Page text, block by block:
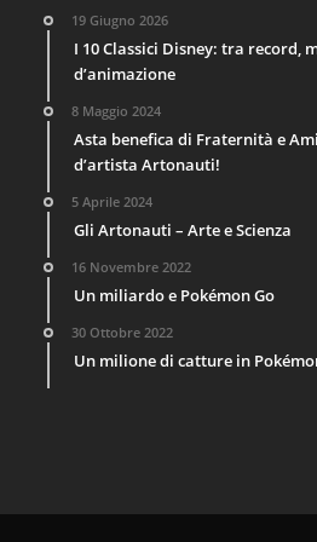
19 Giugno 2026
I 10 Classici Disney: tra record,
d’animazione
8 Maggio 2024
Asta benefica di Fraternità e
d’artista Artonauti!
5 Aprile 2024
Gli Artonauti – Arte e Scienza
16 Novembre 2022
Un miliardo e Pokémon Go
30 Ottobre 2022
Un milione di catture in